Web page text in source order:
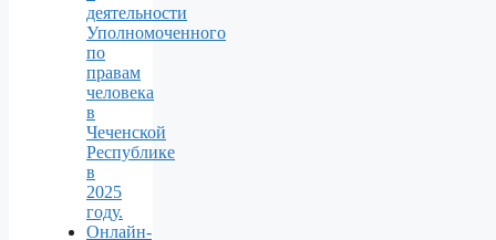
деятельности
Уполномоченного
по
правам
человека
в
Чеченской
Республике
в
2025
году.
Онлайн-